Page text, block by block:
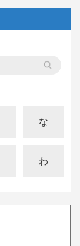
な
わ